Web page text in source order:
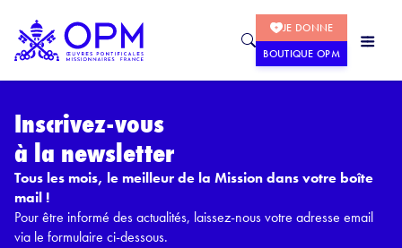
JE DONNE
BOUTIQUE OPM
Inscrivez-vous
à la newsletter
Tous les mois, le meilleur de la Mission dans votre boîte
mail !
Pour être informé des actualités, laissez-nous votre adresse email
via le formulaire ci-dessous.